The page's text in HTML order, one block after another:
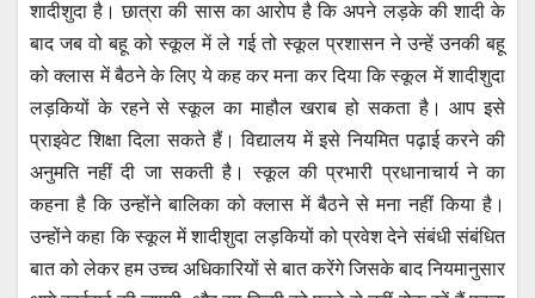
शादीशुदा है। छात्रा की सास का आरोप है कि अपने लड़के की शादी के
बाद जब वो बहू को स्कूल में ले गई तो स्कूल प्रशासन ने उन्हें उनकी बहू
को क्लास में बैठने के लिए ये कह कर मना कर दिया कि स्कूल में शादीशुदा
लड़कियों के रहने से स्कूल का माहौल खराब हो सकता है। आप इसे
प्राइवेट शिक्षा दिला सकते हैं। विद्यालय में इसे नियमित पढ़ाई करने की
अनुमति नहीं दी जा सकती है। स्कूल की प्रभारी प्रधानाचार्य ने का
कहना है कि उन्होंने बालिका को क्लास में बैठने से मना नहीं किया है।
उन्होंने कहा कि स्कूल में शादीशुदा लड़कियों को प्रवेश देने संबंधी संबंधित
बात को लेकर हम उच्च अधिकारियों से बात करेंगे जिसके बाद नियमानुसार